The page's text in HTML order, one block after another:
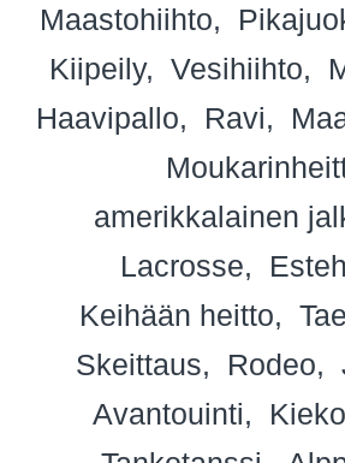
Maastohiihto
Kiipeily
Vesihiihto
Haavipallo
Ravi
amerikkalainen
Lacrosse
Keihään heitto
Skeittaus
Rodeo
Avantouinti